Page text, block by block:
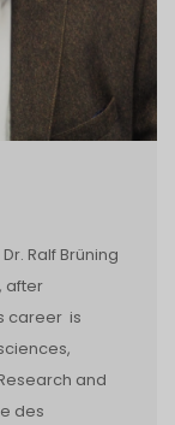
Ralf Brüning
after
career is
and
des